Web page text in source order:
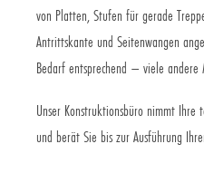
von Platten, Stufen für gerade
Antrittskante und Seitenwangen
Bedarf entsprechend – viele andere
Unser Konstruktionsbüro nimmt Ihre
und berät Sie bis zur Ausführung